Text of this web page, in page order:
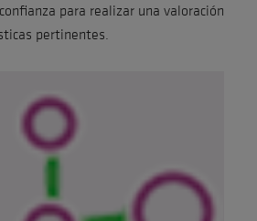
para realizar una valoración
pertinentes.